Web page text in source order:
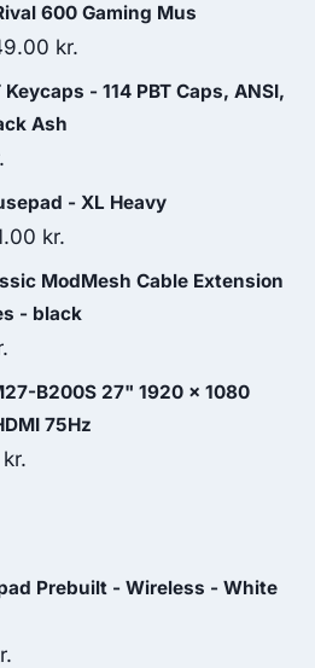
600 Gaming Mus
kr..
kr.
price
Keycaps - 114 PBT Caps, ANSI,
Ash
price
is:
- XL Heavy
kr..
kr.
price
is:
ModMesh Cable Extension
- black
price
is:
229.00 kr..
B200S 27" 1920 x 1080
75Hz
kr.
Prebuilt - Wireless - White